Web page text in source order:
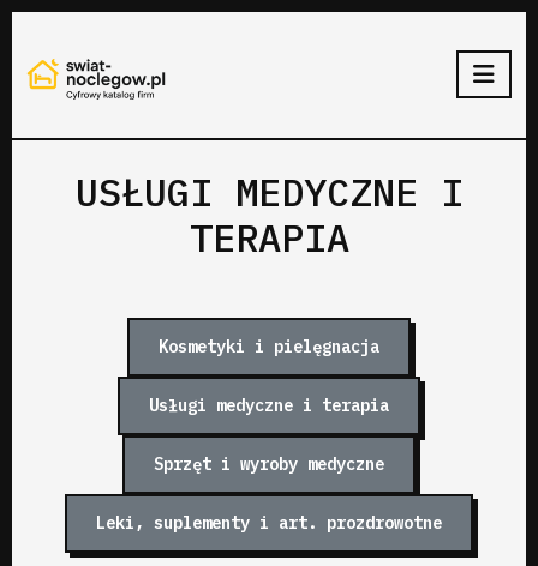
USŁUGI MEDYCZNE I
TERAPIA
Kosmetyki i pielęgnacja
Usługi medyczne i terapia
Sprzęt i wyroby medyczne
Leki, suplementy i art. prozdrowotne